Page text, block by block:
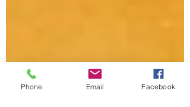
Phone Email Facebook